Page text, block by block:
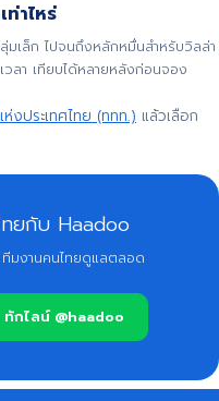
าไหร่
เล็ก ไปจนถึงหลักหมื่นสำหรับวิลล่า
ลา เทียบได้หลายหลังก่อนจอง
งประเทศไทย (ททท.) แล้วเลือก
ยกับ Haadoo
มงานคนไทยดูแลตลอด
ทักไลน์ @haadoo